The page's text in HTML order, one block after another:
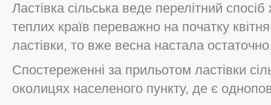
Ластівка сільська веде перелітний
теплих країв переважно на початку
ластівки, то вже весна настала
Спостереженні за прильотом ластівки
околицях населеного пункту, де є